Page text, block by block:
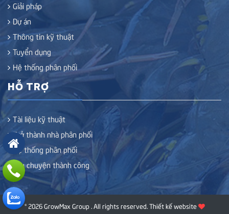
Giải pháp
Dự án
Thông tin kỹ thuật
Tuyển dụng
Hệ thống phân phối
HỖ TRỢ
Tài liệu kỹ thuật
Trở thành nhà phân phối
Hệ thống phân phối
Câu chuyện thành công
© 2026 GrowMax Group . All rights reserved.Thiết kế website